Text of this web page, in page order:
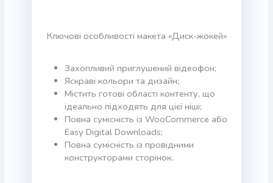
Ключові особливості макета «Диск-жокей»
Захопливий приглушений відеофон;
Яскраві кольори та дизайн;
Містить готові області контенту, що
ідеально підходять для цієї ніші;
Повна сумісність із WooCommerce або
Easy Digital Downloads;
Повна сумісність із провідними
конструкторами сторінок.